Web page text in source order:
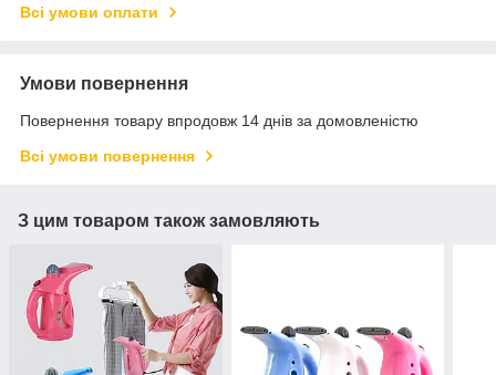
Всі умови оплати
Умови повернення
Повернення товару впродовж 14 днів за домовленістю
Всі умови повернення
З цим товаром також замовляють